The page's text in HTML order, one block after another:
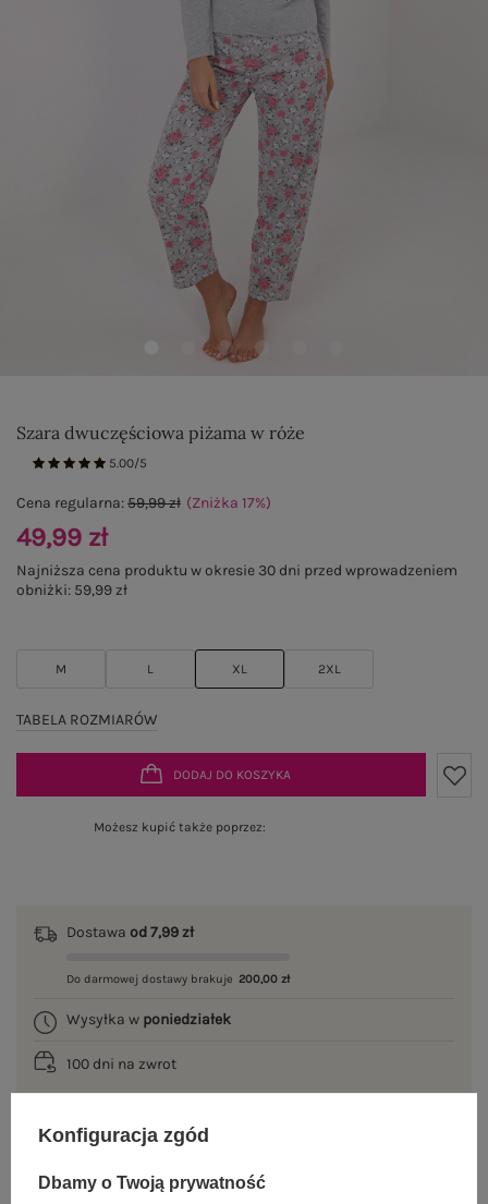
Szara dwuczęściowa piżama w róże
5.00/5
M L XL 2XL
TABELA ROZMIARÓW
Cena regularna:59,99 zł (Zniżka 17%)
49,99 zł
Najniższa cena produktu w okresie 30 dni przed wprowadzeniem
obniżki: 59,99 zł
DODAJ DO KOSZYKA
Możesz kupić także poprzez:
Dostawa od 7,99 zł
Do darmowej dostawy brakuje 200,00 zł
Wysyłka w poniedziałek
100 dni na zwrot
Konfiguracja zgód
Dbamy o Twoją prywatność